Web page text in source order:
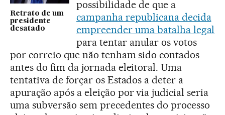
Retrato de um
presidente
desatado
possibilidade de que a
campanha republicana decida
empreender uma batalha legal
para tentar anular os votos
por correio que não tenham sido contados
antes do fim da jornada eleitoral. Uma
tentativa de forçar os Estados a deter a
apuração após a eleição por via judicial seria
uma subversão sem precedentes do processo